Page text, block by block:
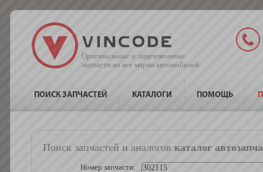
Оригинальные и лицензионные
запчасти на все марки автомобилей
ПОИСК ЗАПЧАСТЕЙ КАТАЛОГИ ПОМОЩЬ
Поиск запчастей и аналогов каталог
Номер запчасти: